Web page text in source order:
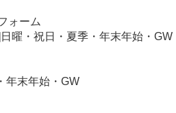
ォーム
曜・祝日・夏季・年末年始・GW
年末年始・GW